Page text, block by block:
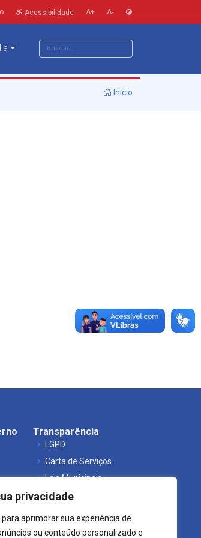
privacidade
aprimorar sua experiência de
ou conteúdo personalizado e
Acessibilidade A+ A-
Início
Transparência
LGPD
Carta de Serviços
Leis Municipais